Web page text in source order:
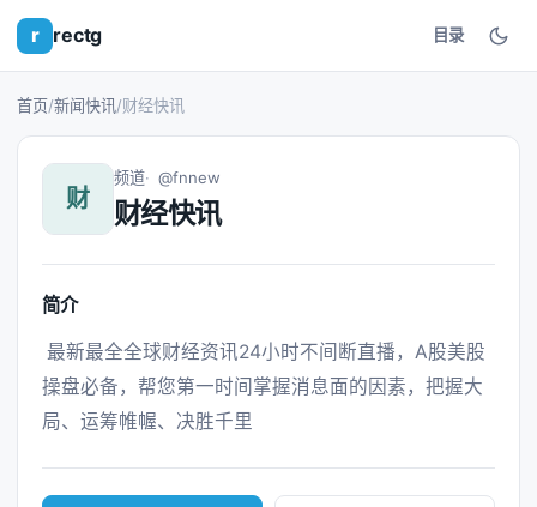
r rectg 目录
首页/新闻快讯/财经快讯
财
频道 @fnnew
财经快讯
简介
操盘必备，帮您第一时间掌握消息面的因素，把握大
局、运筹帷幄、决胜千里